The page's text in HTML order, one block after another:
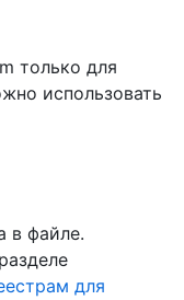
только для
использовать
в файле.
для